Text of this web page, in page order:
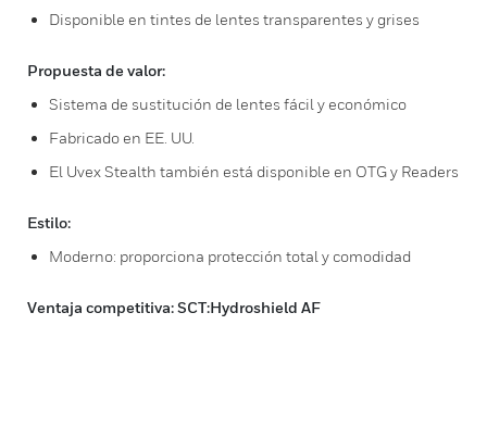
Disponible en tintes de lentes transparentes y grises
Propuesta de valor:
Sistema de sustitución de lentes fácil y económico
Fabricado en EE. UU.
El Uvex Stealth también está disponible en OTG y Readers
Estilo:
Moderno: proporciona protección total y comodidad
Ventaja competitiva: SCT:Hydroshield AF